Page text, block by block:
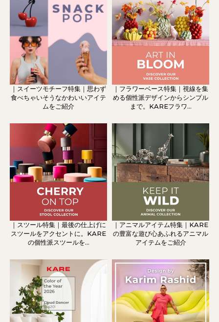
｜スイーツモチーフ特集｜思わず
食べちゃいそうなかわいいアイテ
ムをご紹介
｜フラワーベース特集｜視線を集
める個性派デザインからシンプル
まで。KAREフラワ...
｜スツール特集｜最後の仕上げに
スツールをアクセントに。KARE
の個性派スツールを...
｜アニマルアイテム特集｜KARE
の豊富な遊び心あふれるアニマル
アイテムをご紹介